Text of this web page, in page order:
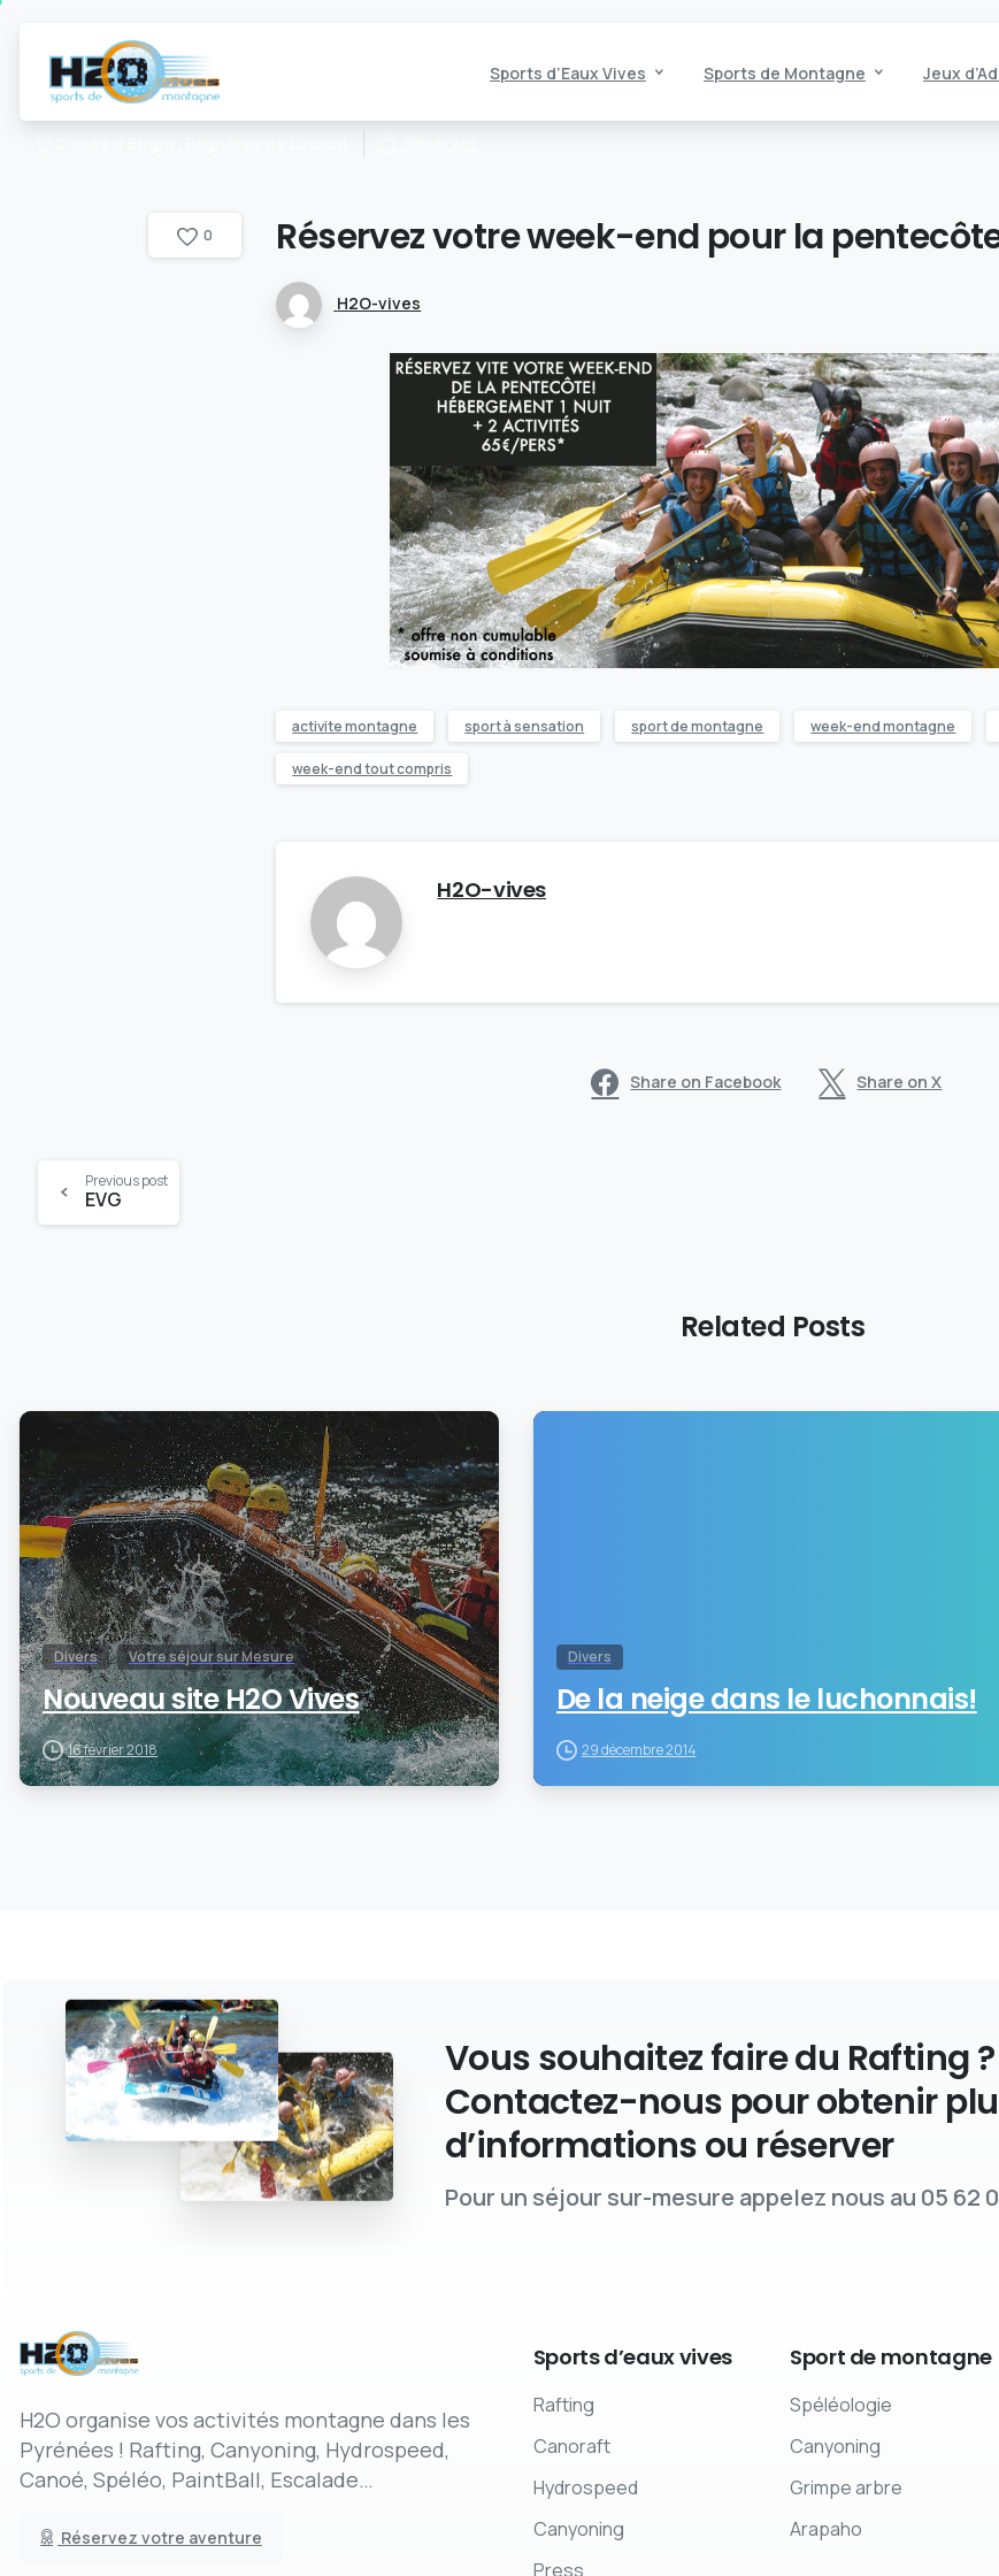
Sports d’Eaux Vives Sports de Montagne Jeux
0 Réservezvotreweek-end pour la
H2O-vives
activite montagne sport à sensation sport de montagne week-end montagne
week-end tout compris
H2O-vives
Share on Facebook Share on X
Continue
Reading
Previous post
EVG
Related Posts
0
Divers Votre séjour sur Mesure
Nouveau site H2O Vives
16 février 2018
Divers
De la neige dans le luchonnais!
29 décembre 2014
Vous souhaitez faire du Rafting ?
Contactez-nous pour obtenir
d’informations ou réserver
Pour un séjour sur-mesure appelez nous au 05 62
H2O organise vos activités montagne dans les
Pyrénées ! Rafting, Canyoning, Hydrospeed,
Canoé, Spéléo, PaintBall, Escalade…
Réservez votre aventure
Sportsd’eauxvives
Rafting
Canoraft
Hydrospeed
Canyoning
Press
Sport de montagne
Spéléologie
Canyoning
Grimpe arbre
Arapaho